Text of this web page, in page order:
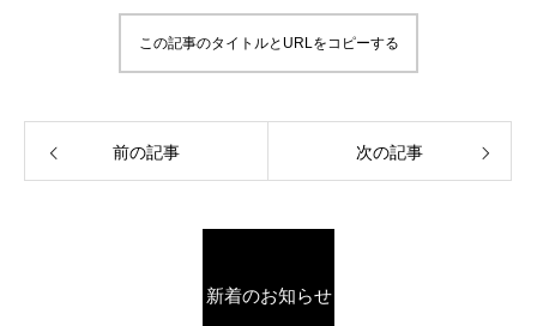
この記事のタイトルとURLをコピーする
前の記事 次の記事
新着のお知らせ